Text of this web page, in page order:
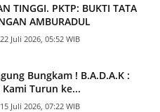
TINGGI. PKTP: BUKTI TATA
AMBURADUL
Juli 2026, 05:52 WIB
Bungkam ! B.A.D.A.K :
Kami Turun ke...
Juli 2026, 07:22 WIB